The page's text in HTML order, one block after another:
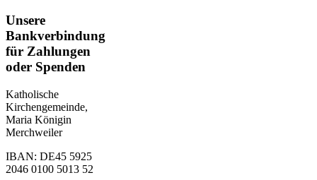
Unsere
Bankverbindung
für Zahlungen
oder Spenden
Katholische
Kirchengemeinde,
Maria Königin
Merchweiler
IBAN: DE45 5925
2046 0100 5013 52